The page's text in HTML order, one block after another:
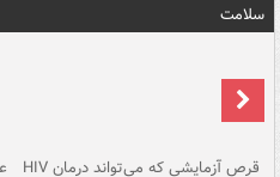
سلامت
قرص آزمایشی که می‌تواند درمان HIV